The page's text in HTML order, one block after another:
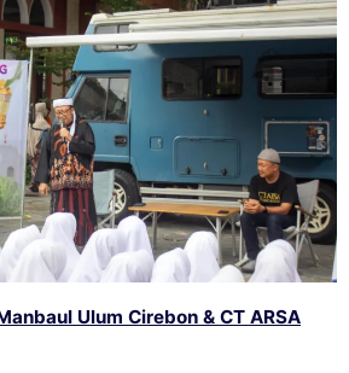
Ulum Cirebon & CT ARSA